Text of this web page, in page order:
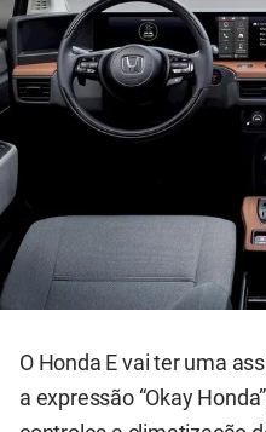
O Honda E vai ter uma
a expressão “Okay